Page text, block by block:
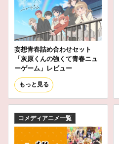
妄想青春詰め合わせセット
「灰原くんの強くて青春ニュ
ーゲーム」レビュー
もっと見る
コメディアニメ一覧